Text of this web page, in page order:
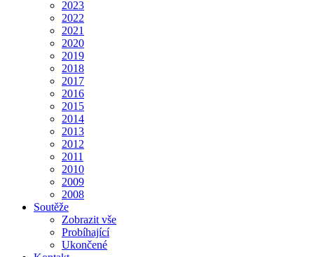
2023
2022
2021
2020
2019
2018
2017
2016
2015
2014
2013
2012
2011
2010
2009
2008
Soutěže
Zobrazit vše
Probíhající
Ukončené